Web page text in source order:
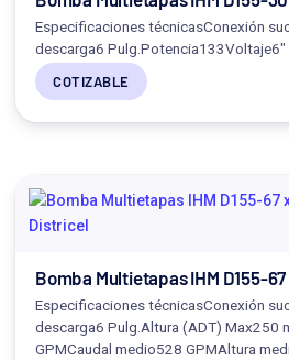
Especificaciones técnicasConexión
descarga6 Pulg.Potencia133Voltaje6"
COTIZABLE
Bomba Multietapas IHM D155-67
Especificaciones técnicasConexión
descarga6 Pulg.Altura (ADT) Max250
GPMCaudal medio528 GPMAltura